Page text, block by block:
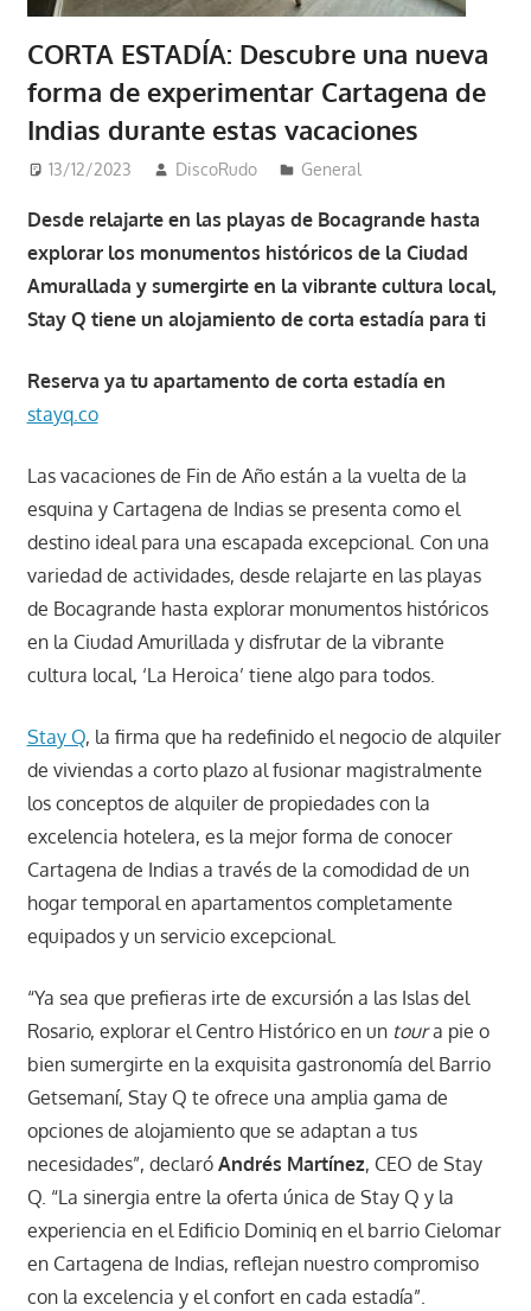
CORTA ESTADÍA: Descubre una nueva
forma de experimentar Cartagena de
Indias durante estas vacaciones
13/12/2023 DiscoRudo General
Desde relajarte en las playas de Bocagrande hasta
explorar los monumentos históricos de la Ciudad
Amurallada y sumergirte en la vibrante cultura local,
Stay Q tiene un alojamiento de corta estadía para ti
Reserva ya tu apartamento de corta estadía en
stayq.co
Las vacaciones de Fin de Año están a la vuelta de la
esquina y Cartagena de Indias se presenta como el
destino ideal para una escapada excepcional. Con una
variedad de actividades, desde relajarte en las playas
de Bocagrande hasta explorar monumentos históricos
en la Ciudad Amurillada y disfrutar de la vibrante
cultura local, ‘La Heroica’ tiene algo para todos.
Stay Q, la firma que ha redefinido el negocio de alquiler
de viviendas a corto plazo al fusionar magistralmente
los conceptos de alquiler de propiedades con la
excelencia hotelera, es la mejor forma de conocer
Cartagena de Indias a través de la comodidad de un
hogar temporal en apartamentos completamente
equipados y un servicio excepcional.
“Ya sea que prefieras irte de excursión a las Islas del
Rosario, explorar el Centro Histórico en un toura pie o
bien sumergirte en la exquisita gastronomía del Barrio
Getsemaní, Stay Q te ofrece una amplia gama de
opciones de alojamiento que se adaptan a tus
necesidades”, declaró Andrés Martínez, CEO de Stay
Q. “La sinergia entre la oferta única de Stay Q y la
experiencia en el Edificio Dominiq en el barrio Cielomar
en Cartagena de Indias, reflejan nuestro compromiso
con la excelencia y el confort en cada estadía”.